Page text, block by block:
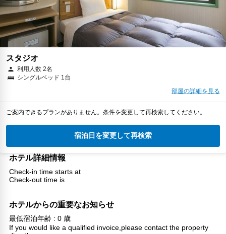
スタジオ
利用人数 2名
シングルベッド 1台
部屋の詳細を見る
ご案内できるプランがありません。条件を変更して再検索してください。
宿泊日を変更して再検索
ホテル詳細情報
Check-in time starts at
Check-out time is
ホテルからの重要なお知らせ
最低宿泊年齢 : 0 歳
If you would like a qualified invoice,please contact the property